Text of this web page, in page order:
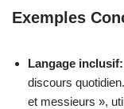
Exemples
Langage inclusif:
discours
et messieurs »,